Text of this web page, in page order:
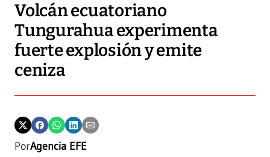
Volcán ecuatoriano
Tungurahua experimenta
fuerte explosión y emite
ceniza
PorAgencia EFE